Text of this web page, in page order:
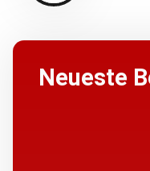
Neueste